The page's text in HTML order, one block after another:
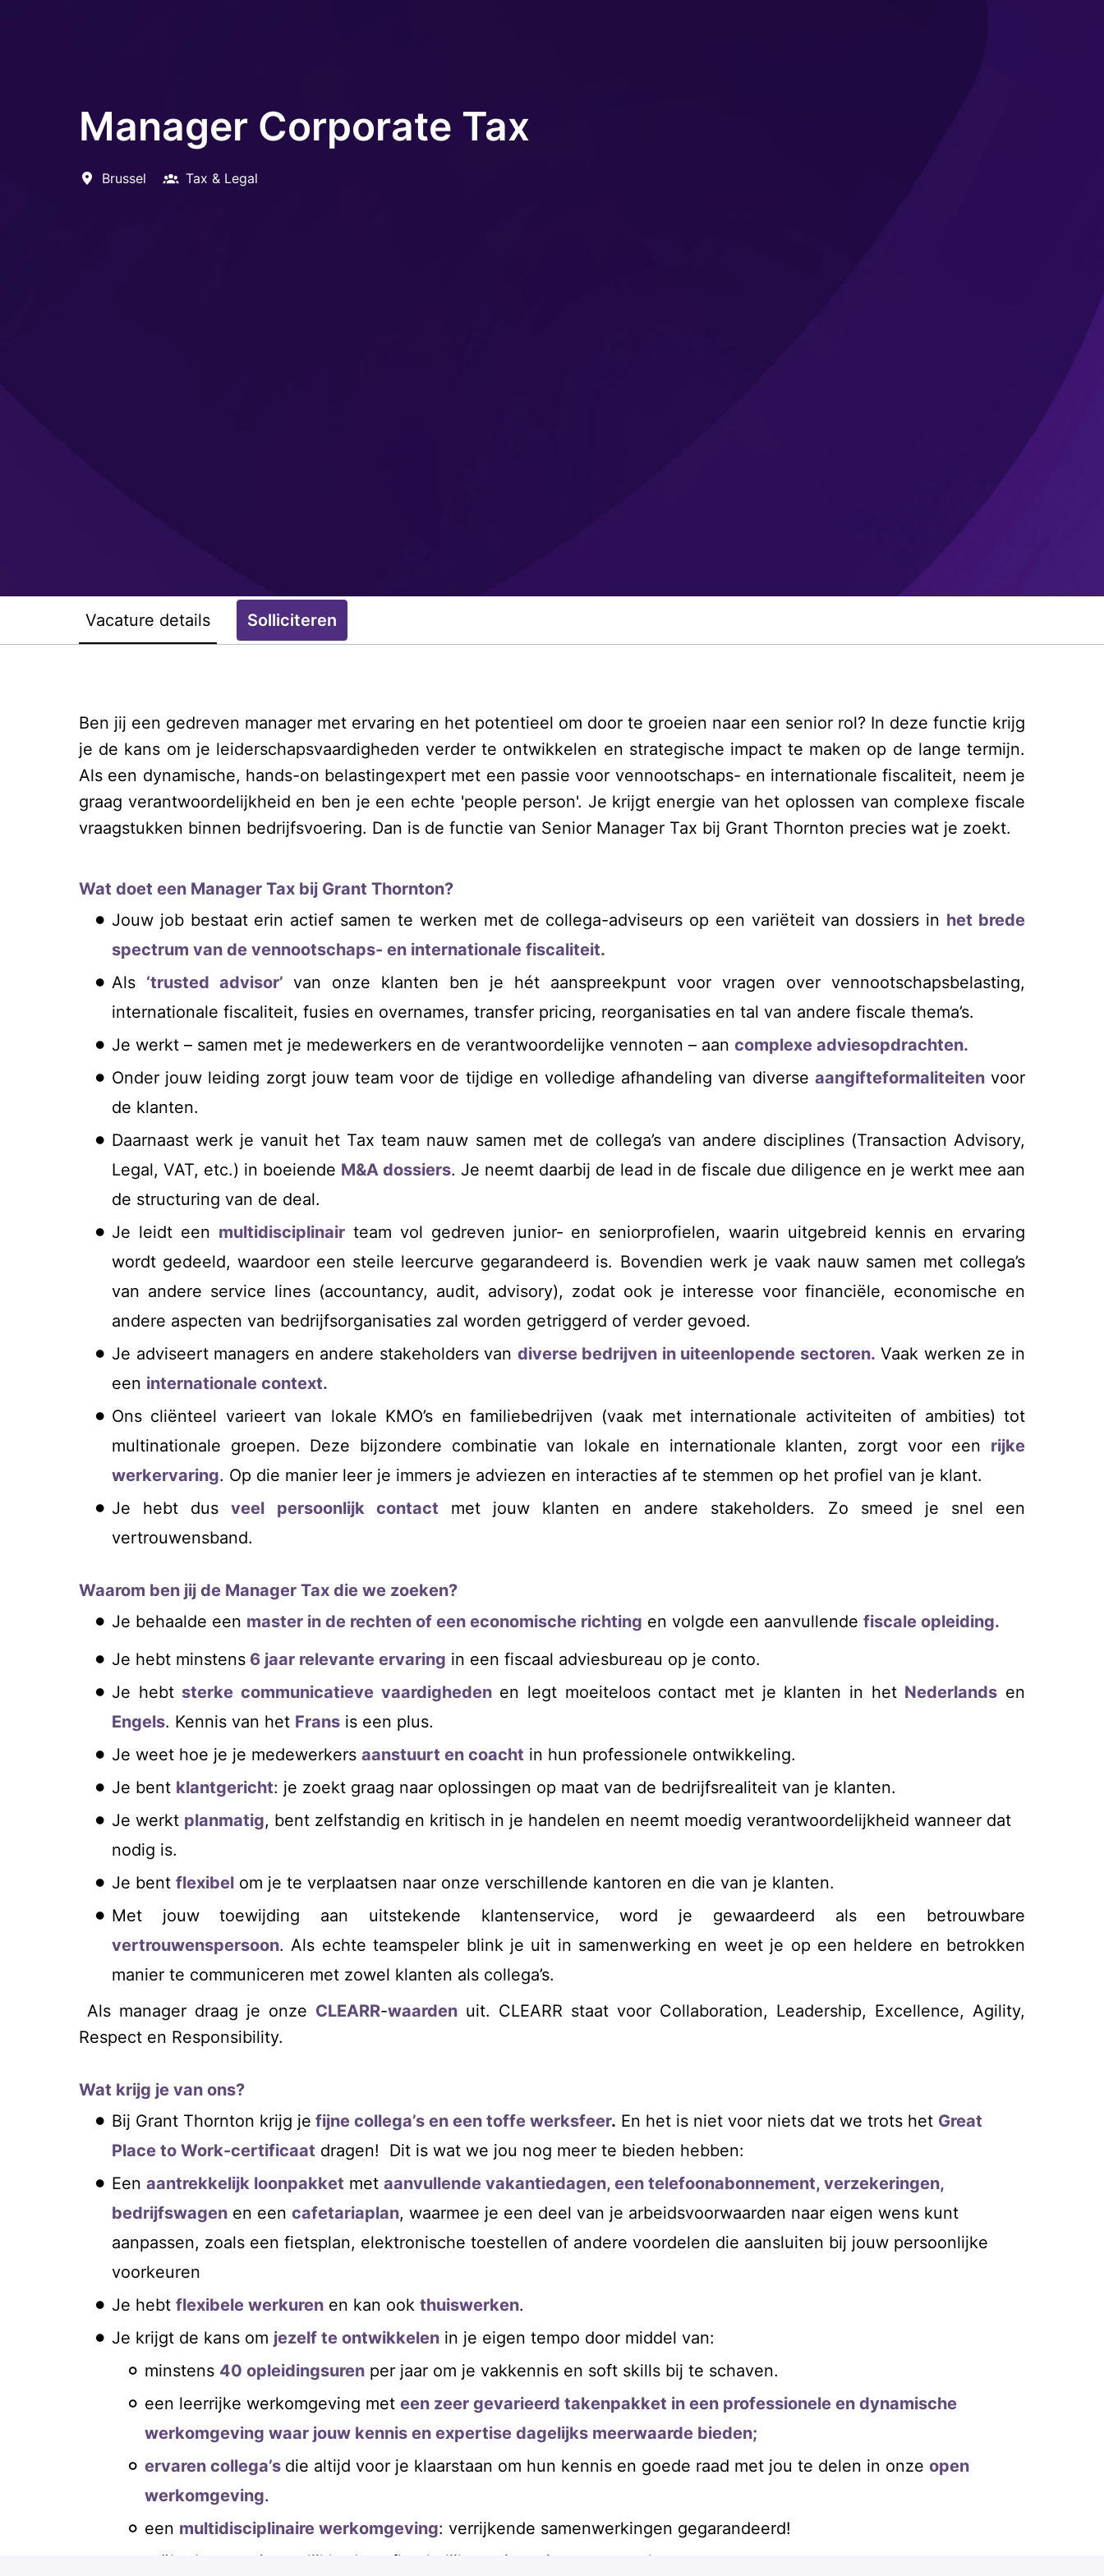
Manager Corporate Tax
Brussel Tax & Legal
Vacature details Solliciteren
Ben jij een gedreven manager met ervaring en het potentieel om door te groeien naar een senior rol? In deze functie krijg
je de kans om je leiderschapsvaardigheden verder te ontwikkelen en strategische impact te maken op de lange termijn.
Als een dynamische, hands-on belastingexpert met een passie voor vennootschaps- en internationale fiscaliteit, neem je
graag verantwoordelijkheid en ben je een echte 'people person'. Je krijgt energie van het oplossen van complexe fiscale
vraagstukken binnen bedrijfsvoering. Dan is de functie van Senior Manager Tax bij Grant Thornton precies wat je zoekt.
Wat doet een Manager Tax bij Grant Thornton?
Jouw job bestaat erin actief samen te werken met de collega-adviseurs op een variëteit van dossiers in het brede
spectrum van de vennootschaps- en internationale fiscaliteit.
Als ‘trusted advisor’ van onze klanten ben je hét aanspreekpunt voor vragen over vennootschapsbelasting,
internationale fiscaliteit, fusies en overnames, transfer pricing, reorganisaties en tal van andere fiscale thema’s.
Je werkt – samen met je medewerkers en de verantwoordelijke vennoten – aan complexe adviesopdrachten.
Onder jouw leiding zorgt jouw team voor de tijdige en volledige afhandeling van diverse aangifteformaliteitenvoor
de klanten.
Daarnaast werk je vanuit het Tax team nauw samen met de collega’s van andere disciplines (Transaction Advisory,
Legal, VAT, etc.) in boeiende M&A dossiers. Je neemt daarbij de lead in de fiscale due diligence en je werkt mee aan
de structuring van de deal.
Je leidt een multidisciplinairteam vol gedreven junior- en seniorprofielen, waarin uitgebreid kennis en ervaring
wordt gedeeld, waardoor een steile leercurve gegarandeerd is. Bovendien werk je vaak nauw samen met collega’s
van andere service lines (accountancy, audit, advisory), zodat ook je interesse voor financiële, economische en
andere aspecten van bedrijfsorganisaties zal worden getriggerd of verder gevoed.
Je adviseert managers en andere stakeholders van diverse bedrijven in uiteenlopende sectoren. Vaak werken ze in
een internationale context.
Ons cliënteel varieert van lokale KMO’s en familiebedrijven (vaak met internationale activiteiten of ambities) tot
multinationale groepen. Deze bijzondere combinatie van lokale en internationale klanten, zorgt voor een rijke
werkervaring. Op die manier leer je immers je adviezen en interacties af te stemmen op het profiel van je klant.
Je hebt dusveel persoonlijk contact met jouw klanten en andere stakeholders. Zo smeed je snel een
vertrouwensband.
Waarom ben jij de Manager Tax die we zoeken?
Je behaalde een master in de rechten of een economische richting en volgde een aanvullende fiscale opleiding.
Je hebt minstens 6 jaar relevante ervaring in een fiscaal adviesbureau op je conto.
Je hebt sterke communicatieve vaardighedenen legt moeiteloos contact met je klanten in het Nederlands en
Engels. Kennis van het Frans is een plus.
Je weet hoe je je medewerkers aanstuurt en coacht in hun professionele ontwikkeling.
Je bent klantgericht: je zoekt graag naar oplossingen op maat van de bedrijfsrealiteit van je klanten.
Je werkt planmatig, bent zelfstandig en kritisch in je handelen en neemt moedig verantwoordelijkheid wanneer dat
nodig is.
Je bent flexibel om je te verplaatsen naar onze verschillende kantoren en die van je klanten.
Met jouw toewijding aan uitstekende klantenservice, word je gewaardeerd als een betrouwbare
vertrouwenspersoon. Als echte teamspeler blink je uit in samenwerking en weet je op een heldere en betrokken
manier te communiceren met zowel klanten als collega’s.
Als manager draag je onze CLEARR-waarden uit. CLEARR staat voor Collaboration, Leadership, Excellence, Agility,
Respect en Responsibility.
Wat krijg je van ons?
Bij Grant Thornton krijg je fijne collega’s en een toffe werksfeer. En het is niet voor niets dat we trots het Great
Place to Work-certificaat dragen! Dit is wat we jou nog meer te bieden hebben:
Een aantrekkelijk loonpakket met aanvullende vakantiedagen, een telefoonabonnement, verzekeringen,
bedrijfswagen en een cafetariaplan, waarmee je een deel van je arbeidsvoorwaarden naar eigen wens kunt
aanpassen, zoals een fietsplan, elektronische toestellen of andere voordelen die aansluiten bij jouw persoonlijke
voorkeuren
Je hebt flexibele werkuren en kan ook thuiswerken.
Je krijgt de kans om jezelf te ontwikkelen in je eigen tempo door middel van:
minstens 40 opleidingsuren per jaar om je vakkennis en soft skills bij te schaven.
een leerrijke werkomgeving met een zeer gevarieerd takenpakket in een professionele en dynamische
werkomgeving waar jouw kennis en expertise dagelijks meerwaarde bieden;
ervaren collega’s die altijd voor je klaarstaan om hun kennis en goede raad met jou te delen in onze open
werkomgeving.
een multidisciplinaire werkomgeving: verrijkende samenwerkingen gegarandeerd!
reële doorgroeimogelijkheden afhankelijk van jouw inzet en resultaten;